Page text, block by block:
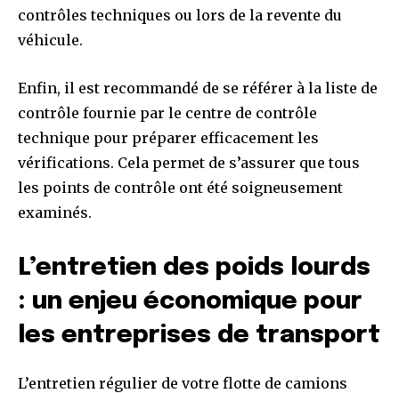
contrôles techniques ou lors de la revente du
véhicule.
Enfin, il est recommandé de se référer à la liste de
contrôle fournie par le centre de contrôle
technique pour préparer efficacement les
vérifications. Cela permet de s’assurer que tous
les points de contrôle ont été soigneusement
examinés.
L’entretien des poids lourds
: un enjeu économique pour
les entreprises de transport
L’entretien régulier de votre flotte de camions